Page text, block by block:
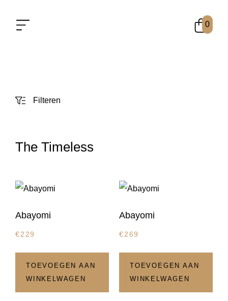
0
Filteren
The Timeless
Abayomi
€229
TOEVOEGEN AAN
WINKELWAGEN
Abayomi
€269
TOEVOEGEN AAN
WINKELWAGEN